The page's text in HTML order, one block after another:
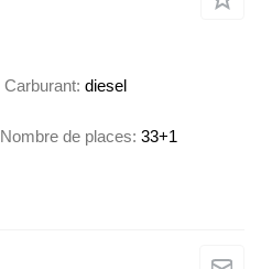
Carburant diesel
Nombre de places 33+1